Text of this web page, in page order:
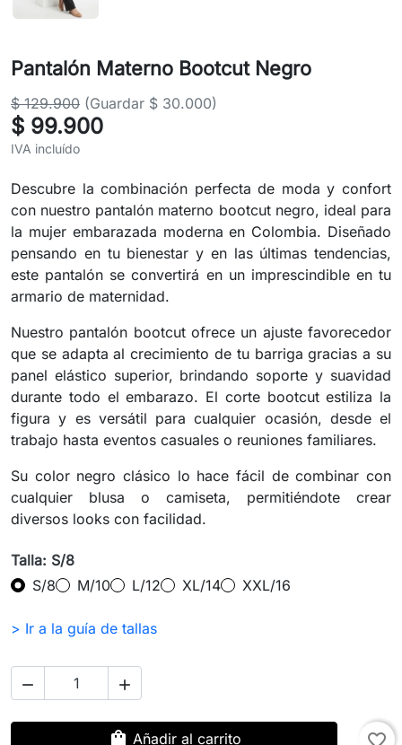
Pantalón Materno Bootcut Negro
$ 129.900 (Guardar $ 30.000)
$ 99.900
IVA incluído
Descubre la combinación perfecta de moda y confort
con nuestro pantalón materno bootcut negro, ideal para
la mujer embarazada moderna en Colombia. Diseñado
pensando en tu bienestar y en las últimas tendencias,
este pantalón se convertirá en un imprescindible en tu
armario de maternidad.
Nuestro pantalón bootcut ofrece un ajuste favorecedor
que se adapta al crecimiento de tu barriga gracias a su
panel elástico superior, brindando soporte y suavidad
durante todo el embarazo. El corte bootcut estiliza la
figura y es versátil para cualquier ocasión, desde el
trabajo hasta eventos casuales o reuniones familiares.
Su color negro clásico lo hace fácil de combinar con
cualquier blusa o camiseta, permitiéndote crear
diversos looks con facilidad.
Talla: S/8
S/8
M/10 L/12 XL/14 XXL/16
> Ir a la guía de tallas
 
shopping_bag Añadir al carrito favorite_border